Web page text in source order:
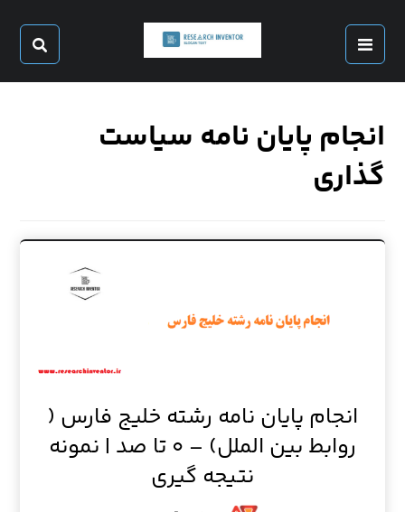
انجام پایان نامه سیاست
گذاری
انجام پایان نامه رشته خلیج فارس (
روابط بین الملل) – ۰ تا صد | نمونه
نتیجه گیری